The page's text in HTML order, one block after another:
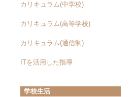
カリキュラム(中学校)
カリキュラム(高等学校)
カリキュラム(通信制)
ITを活用した指導
学校生活